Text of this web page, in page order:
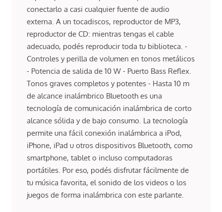
conectarlo a casi cualquier fuente de audio
externa. A un tocadiscos, reproductor de MP3,
reproductor de CD: mientras tengas el cable
adecuado, podés reproducir toda tu biblioteca. -
Controles y perilla de volumen en tonos metálicos
- Potencia de salida de 10 W - Puerto Bass Reflex.
Tonos graves completos y potentes - Hasta 10 m
de alcance inalámbrico Bluetooth es una
tecnología de comunicación inalámbrica de corto
alcance sólida y de bajo consumo. La tecnología
permite una fácil conexión inalámbrica a iPod,
iPhone, iPad u otros dispositivos Bluetooth, como
smartphone, tablet o incluso computadoras
portátiles. Por eso, podés disfrutar fácilmente de
tu música favorita, el sonido de los videos o los
juegos de forma inalámbrica con este parlante.